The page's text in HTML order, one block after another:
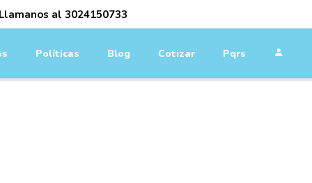
Llamanos al3024150733
Políticas Blog Cotizar Pqrs